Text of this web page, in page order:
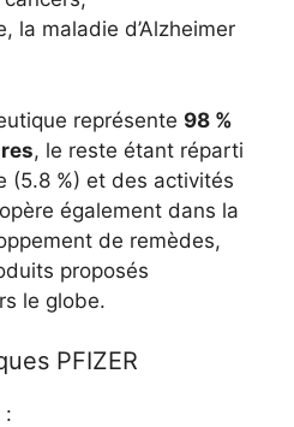
la maladie d’Alzheimer
représente 98 %
, le reste étant réparti
(5.8 %) et des activités
également dans la
de remèdes,
proposés
le globe.
PFIZER
: